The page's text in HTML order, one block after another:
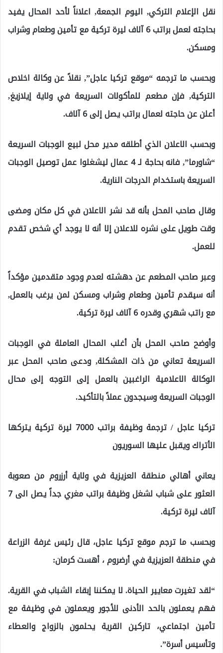
نقل الإعلام التركي, اليوم الجمعة, اعلاناً لأحد المحال يفيد
بحاجته لعمل براتب 6 آلاف ليرة تركية مع تأمين وطعام وشراب
ومسكن.
وبحسب ما ترجمه “موقع تركيا عاجل”, نقلاً عن وكالة اخلاص
التركية, فإن مطعم للمأكولات السريعة في ولاية إيلازيغ,
أعلن عن حاجته لعمال براتب يصل إلى 6 آلاف.
وبحسب الاعلان الذي أطلقه مدير محل لبيع الوجبات السريعة
“شاورما”, فانه بحاجة لـ 4 عمال ليشغلوا عمل توصيل الوجبات
السريعة باستخدام الدرجات النارية.
وقال صاحب المحل بأنه قد نشر الاعلان في كل مكان ومضى
وقت طويل على نشره للاعلان إلا أنه لا يوجد أي شخص تقدم
للعمل.
وعبر صاحب المطعم عن دهشته لعدم وجود متقدمين مؤكداً
أنه سيقدم تأمين وطعام وشراب ومسكن لمن يرغب بالعمل,
مع راتب شهري وقدره 6 آلاف ليرة تركية.
وأوضح صاحب المحل بأن أغلب المحال العاملة في الوجبات
السريعة تعاني من ذات المشكلة, ودعى صاحب المحل عبر
الوكالة الاعلامية الراغبين بالعمل إلى التوجه إلى محال
الوجبات السريعة وسيجدون عملاً بالتأكيد.
تركيا عاجل / ترجمة وظيفة براتب 7000 ليرة تركية يتركها
الأتراك ويقبل عليها السوريون
يعاني أهالي منطقة العزيزية في ولاية أرزروم من صعوبة
العثور على شباب لشغل وظيفة براتب مغري جداً يصل الى 7
آلاف ليرة تركية.
وبحسب ما ترجم موقع تركيا عاجل، قال رئيس غرفة الزراعة
في منطقة العزيزية في أرضروم ، أهست كرمان:
“لقد تغيرت معايير الحياة. لا يمكننا إبقاء الشباب في القرية.
فهم يعملون بالحد الأدنى للأجور ويعملون في وظيفة مع
تأمين اجتماعي، تاركين القرية يحلمون بالزواج والعطاء
وتأسيس أسرة”.